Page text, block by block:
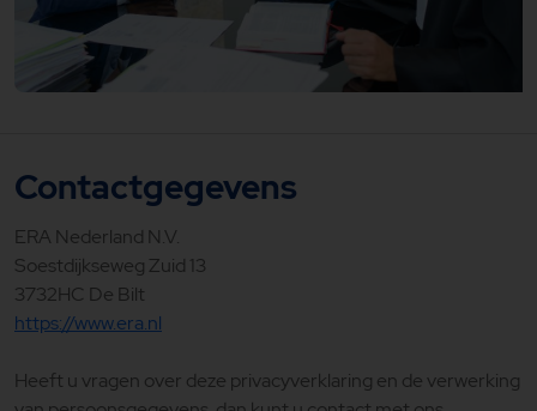
Contactgegevens
ERA Nederland N.V.
Soestdijkseweg Zuid 13
3732HC De Bilt
https://www.era.nl
Heeft u vragen over deze privacyverklaring en de verwerking